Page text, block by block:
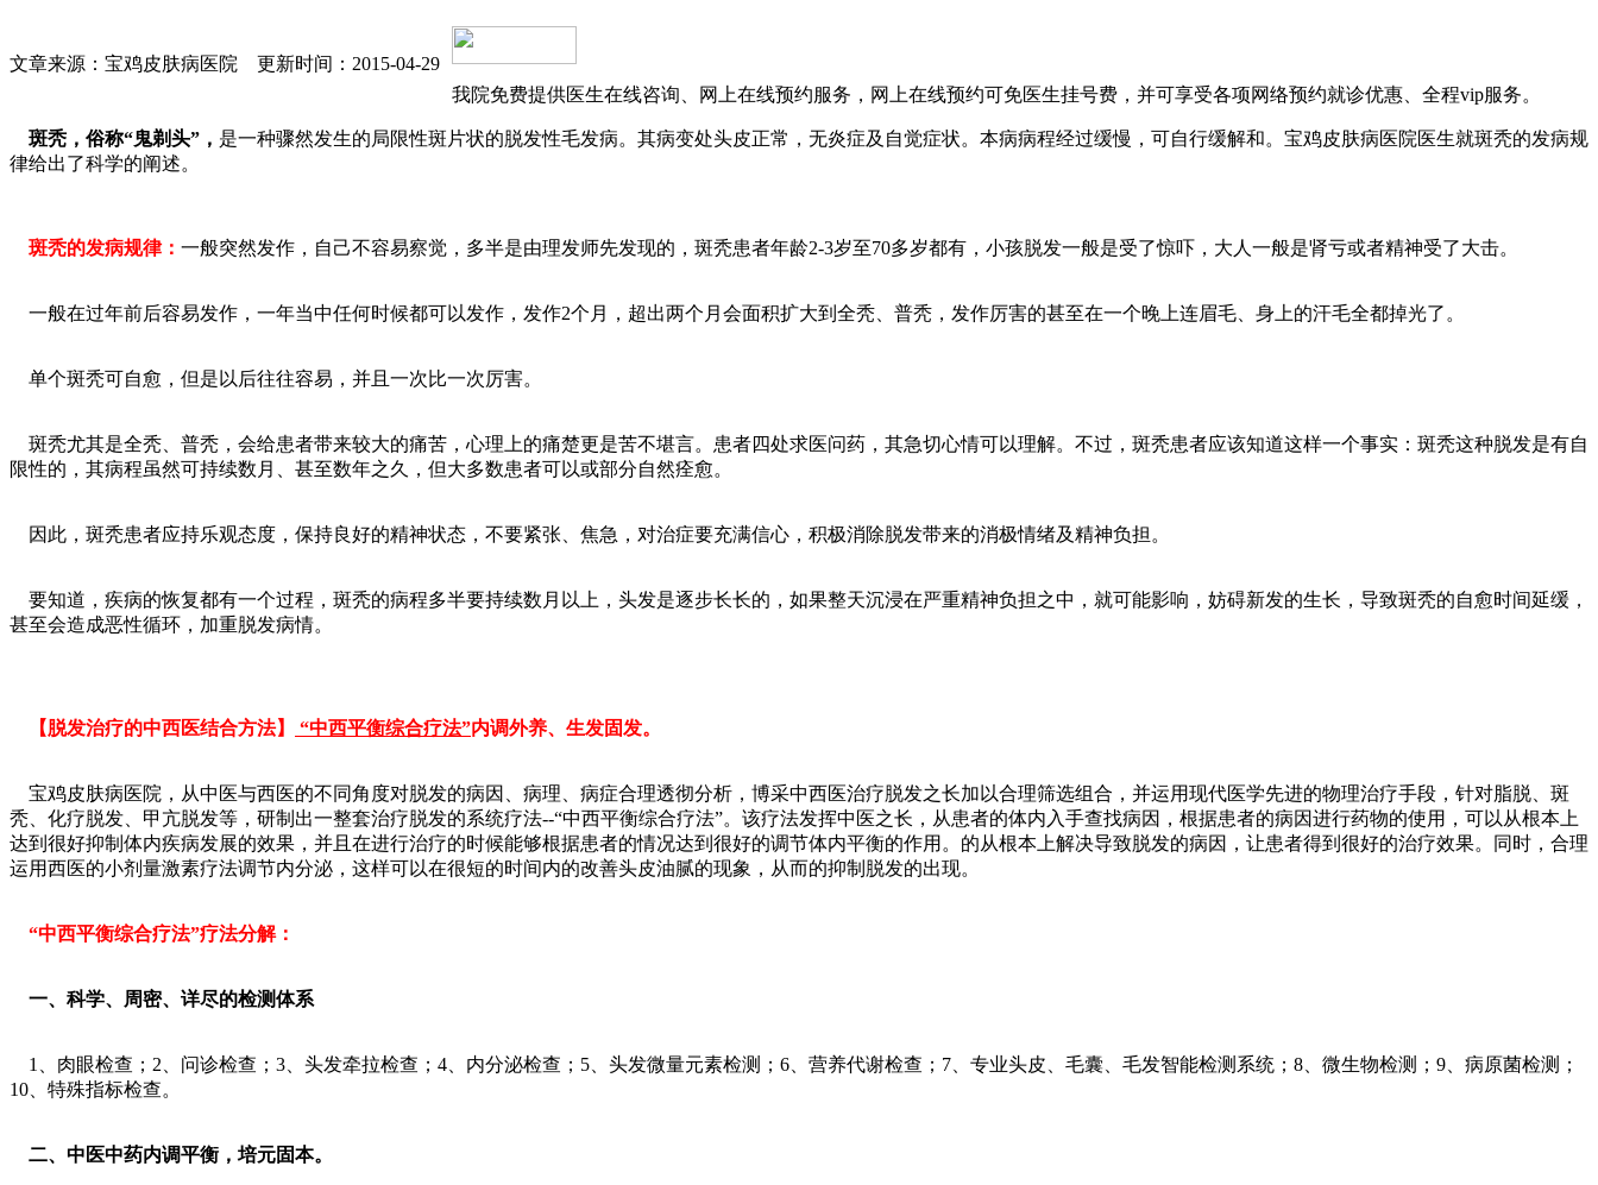
文章来源：宝鸡皮肤病医院 更新时间：2015-04-29
我院免费提供医生在线咨询、网上在线预约服务，网上在线预约可免医生挂号费，并可享受各项网络预约就诊优惠、全程vip服务。
斑秃，俗称“鬼剃头”， 是一种骤然发生的局限性斑片状的脱发性毛发病。其病变处头皮正常，无炎症及自觉症状。本病病程经过缓慢，可自行缓解和。宝鸡皮肤病医院医生就斑秃的发病规
律给出了科学的阐述。
斑秃的发病规律： 一般突然发作，自己不容易察觉，多半是由理发师先发现的，斑秃患者年龄2-3岁至70多岁都有，小孩脱发一般是受了惊吓，大人一般是肾亏或者精神受了大击。
一般在过年前后容易发作，一年当中任何时候都可以发作，发作2个月，超出两个月会面积扩大到全秃、普秃，发作厉害的甚至在一个晚上连眉毛、身上的汗毛全都掉光了。
单个斑秃可自愈，但是以后往往容易，并且一次比一次厉害。
斑秃尤其是全秃、普秃，会给患者带来较大的痛苦，心理上的痛楚更是苦不堪言。患者四处求医问药，其急切心情可以理解。不过，斑秃患者应该知道这样一个事实：斑秃这种脱发是有自
限性的，其病程虽然可持续数月、甚至数年之久，但大多数患者可以或部分自然痊愈。
因此，斑秃患者应持乐观态度，保持良好的精神状态，不要紧张、焦急，对治症要充满信心，积极消除脱发带来的消极情绪及精神负担。
要知道，疾病的恢复都有一个过程，斑秃的病程多半要持续数月以上，头发是逐步长长的，如果整天沉浸在严重精神负担之中，就可能影响，妨碍新发的生长，导致斑秃的自愈时间延缓，
甚至会造成恶性循环，加重脱发病情。
【脱发治疗的中西医结合方法】 “中西平衡综合疗法”内调外养、生发固发。
宝鸡皮肤病医院，从中医与西医的不同角度对脱发的病因、病理、病症合理透彻分析，博采中西医治疗脱发之长加以合理筛选组合，并运用现代医学先进的物理治疗手段，针对脂脱、斑
秃、化疗脱发、甲亢脱发等，研制出一整套治疗脱发的系统疗法--“中西平衡综合疗法”。该疗法发挥中医之长，从患者的体内入手查找病因，根据患者的病因进行药物的使用，可以从根本上
达到很好抑制体内疾病发展的效果，并且在进行治疗的时候能够根据患者的情况达到很好的调节体内平衡的作用。的从根本上解决导致脱发的病因，让患者得到很好的治疗效果。同时，合理
运用西医的小剂量激素疗法调节内分泌，这样可以在很短的时间内的改善头皮油腻的现象，从而的抑制脱发的出现。
“中西平衡综合疗法”疗法分解：
一、科学、周密、详尽的检测体系
1、肉眼检查；2、问诊检查；3、头发牵拉检查；4、内分泌检查；5、头发微量元素检测；6、营养代谢检查；7、专业头皮、毛囊、毛发智能检测系统；8、微生物检测；9、病原菌检测；
10、特殊指标检查。
二、中医中药内调平衡，培元固本。